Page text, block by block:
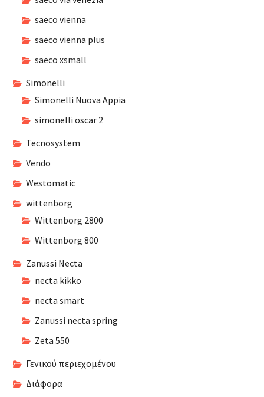
saeco vienna
saeco vienna plus
saeco xsmall
Simonelli
Simonelli Nuova Appia
simonelli oscar 2
Tecnosystem
Vendo
Westomatic
wittenborg
Wittenborg 2800
Wittenborg 800
Zanussi Necta
necta kikko
necta smart
Zanussi necta spring
Zeta 550
Γενικού περιεχομένου
Διάφορα